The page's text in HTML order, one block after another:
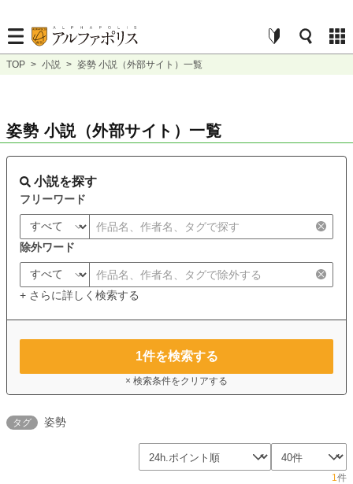
TOP > 小説 > 姿勢 小説（外部サイト）一覧
姿勢 小説（外部サイト）一覧
小説を探す
フリーワード
除外ワード
+ さらに詳しく検索する
1件を検索する
× 検索条件をクリアする
タグ 姿勢
1件